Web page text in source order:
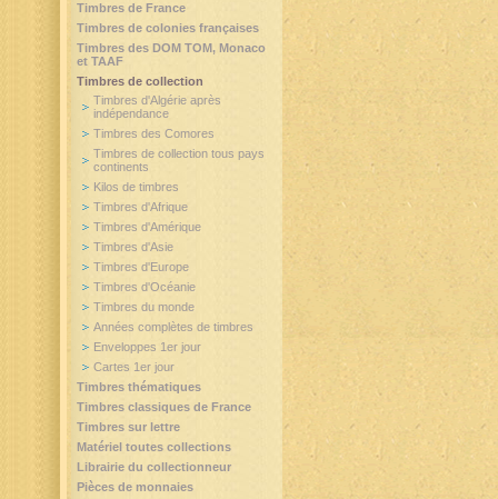
Timbres de France
Timbres de colonies françaises
Timbres des DOM TOM, Monaco
et TAAF
Timbres de collection
Timbres d'Algérie après
indépendance
Timbres des Comores
Timbres de collection tous pays
continents
Kilos de timbres
Timbres d'Afrique
Timbres d'Amérique
Timbres d'Asie
Timbres d'Europe
Timbres d'Océanie
Timbres du monde
Années complètes de timbres
Enveloppes 1er jour
Cartes 1er jour
Timbres thématiques
Timbres classiques de France
Timbres sur lettre
Matériel toutes collections
Librairie du collectionneur
Pièces de monnaies